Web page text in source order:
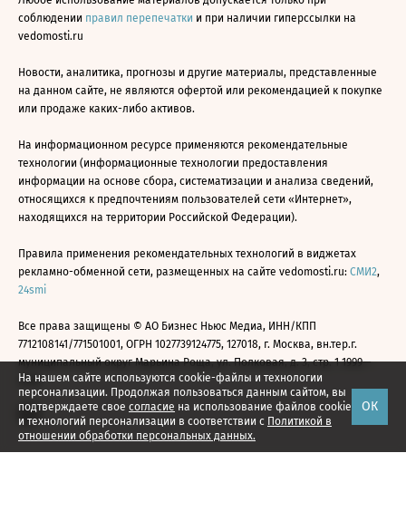
На нашем сайте используются cookie-файлы и технологии
персонализации. Продолжая пользоваться данным сайтом, вы
подтверждаете свое согласие на использование файлов cookie
и технологий персонализации в соответствии с Политикой в
отношении обработки персональных данных.
ОК
соблюдении правил перепечатки и при наличии гиперссылки на
vedomosti.ru
Новости, аналитика, прогнозы и другие материалы, представленные
на данном сайте, не являются офертой или рекомендацией к покупке
или продаже каких-либо активов.
На информационном ресурсе применяются рекомендательные
технологии (информационные технологии предоставления
информации на основе сбора, систематизации и анализа сведений,
относящихся к предпочтениям пользователей сети «Интернет»,
находящихся на территории Российской Федерации).
Правила применения рекомендательных технологий в виджетах
рекламно-обменной сети, размещенных на сайте vedomosti.ru: СМИ2,
24smi
Все права защищены © АО Бизнес Ньюс Медиа, ИНН/КПП
7712108141/771501001, ОГРН 1027739124775, 127018, г. Москва, вн.тер.г.
муниципальный округ Марьина Роща, ул. Полковая, д. 3, стр. 1 1999—
2026